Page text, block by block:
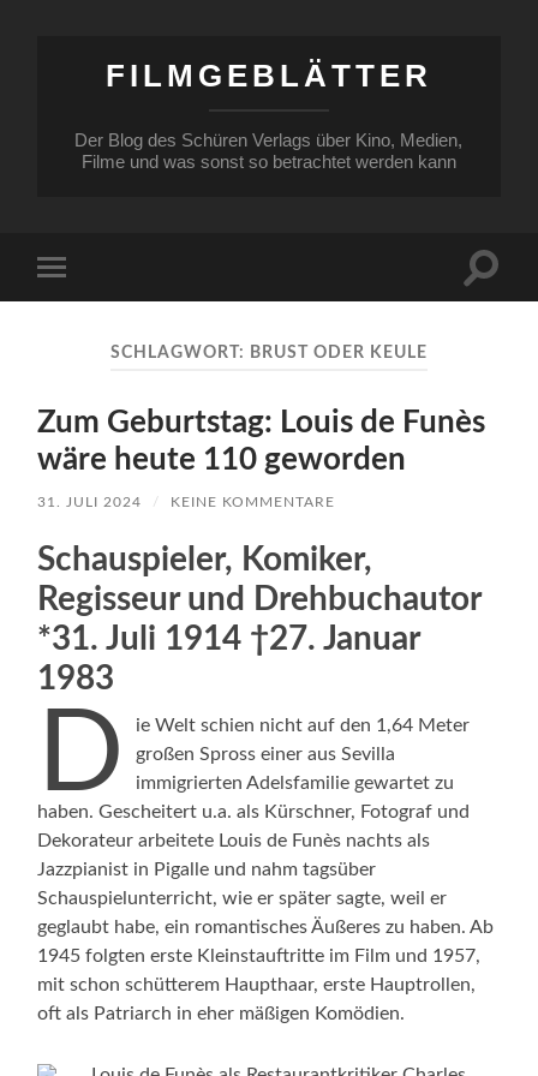
FILMGEBLÄTTER
Der Blog des Schüren Verlags über Kino, Medien,
Filme und was sonst so betrachtet werden kann
Menü
SCHLAGWORT: BRUST ODER KEULE
Zum Geburtstag: Louis de Funès
wäre heute 110 geworden
31. JULI 2024 / KEINE KOMMENTARE
Schauspieler, Komiker,
Regisseur und Drehbuchautor
*31. Juli 1914 †27. Januar
1983
D
ie Welt schien nicht auf den 1,64 Meter
großen Spross einer aus Sevilla
immigrierten Adelsfamilie gewartet zu
haben. Gescheitert u.a. als Kürschner, Fotograf und
Dekorateur arbeitete Louis de Funès nachts als
Jazzpianist in Pigalle und nahm tagsüber
Schauspielunterricht, wie er später sagte, weil er
geglaubt habe, ein romantisches Äußeres zu haben. Ab
1945 folgten erste Kleinstauftritte im Film und 1957,
mit schon schütterem Haupthaar, erste Hauptrollen,
oft als Patriarch in eher mäßigen Komödien.